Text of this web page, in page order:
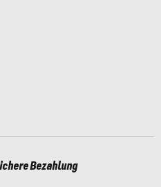
Bezahlung